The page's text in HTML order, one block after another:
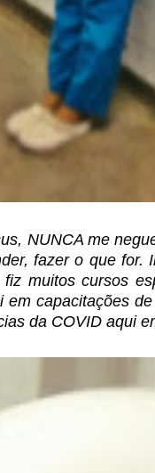
NUNCA me
fazer o que for.
muitoscursos
capacitações
da COVID aqui